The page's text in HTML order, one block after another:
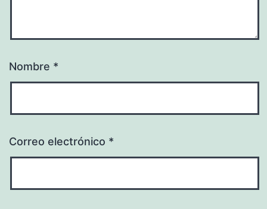
Nombre *
Correo electrónico *